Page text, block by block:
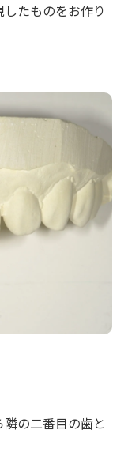
たものをお作り
の二番目の歯と